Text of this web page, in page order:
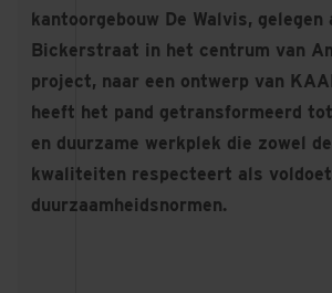
kantoorgebouw De Walvis, gelegen
Bickerstraat in het centrum van
project, naar een ontwerp van
heeft het pand getransformeerd
en duurzame werkplek die zowel
kwaliteiten respecteert als voldoet
duurzaamheidsnormen.